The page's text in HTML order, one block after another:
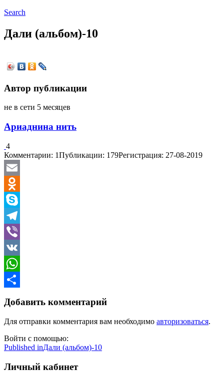
Search
Дали (альбом)-10
Автор публикации
не в сети 5 месяцев
Ариаднина нить
4
Комментарии: 1Публикации: 179Регистрация: 27-08-2019
Email
Odnoklassniki
Skype
Telegram
Viber
VK
WhatsApp
Добавить комментарий
Для отправки комментария вам необходимо авторизоваться.
Войти с помощью:
Навигация
по
Published inДали (альбом)-10
Личный кабинет